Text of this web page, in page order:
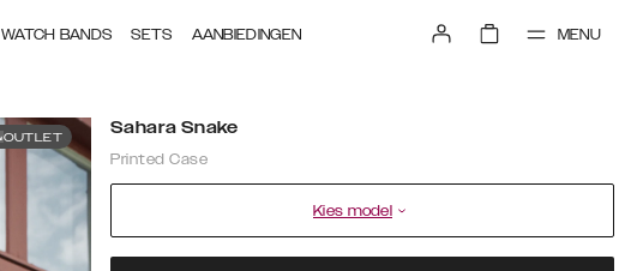
WATCH BANDS SETS AANBIEDINGEN MENU
OUTLET Sahara Snake
Printed Case
Kies model